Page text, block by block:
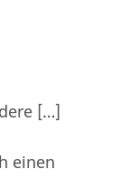
[…]
einen